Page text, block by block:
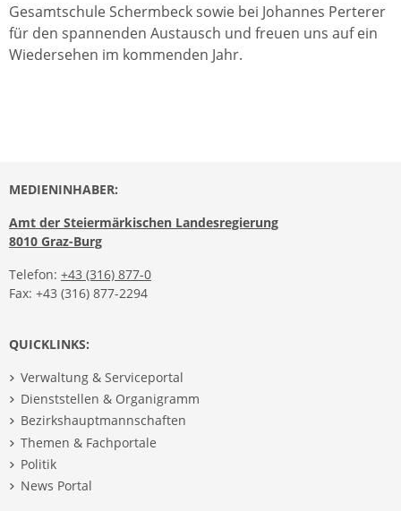
Gesamtschule Schermbeck sowie bei Johannes Perterer
für den spannenden Austausch und freuen uns auf ein
Wiedersehen im kommenden Jahr.
MEDIENINHABER:
Amt der Steiermärkischen Landesregierung
8010 Graz-Burg
Telefon: +43 (316) 877-0
Fax: +43 (316) 877-2294
QUICKLINKS:
Verwaltung & Serviceportal
Dienststellen & Organigramm
Bezirkshauptmannschaften
Themen & Fachportale
Politik
News Portal